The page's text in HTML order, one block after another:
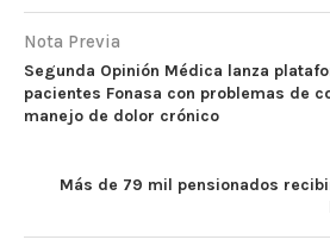
Nota Previa
Segunda Opinión Médica lanza
pacientes Fonasa con problemas de
manejo de dolor crónico
Más de 79 mil pensionados